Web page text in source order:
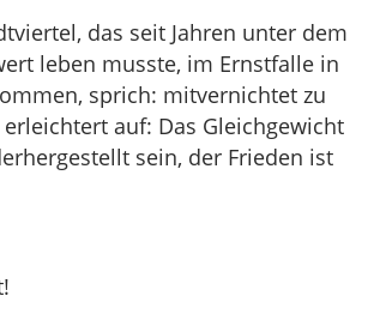
das seit Jahren unter dem
leben musste, im Ernstfalle in
sprich: mitvernichtet zu
auf: Das Gleichgewicht
sein, der Frieden ist